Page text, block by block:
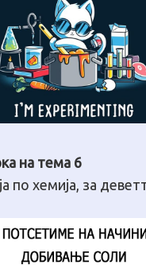
на тема 6
по хемија, за